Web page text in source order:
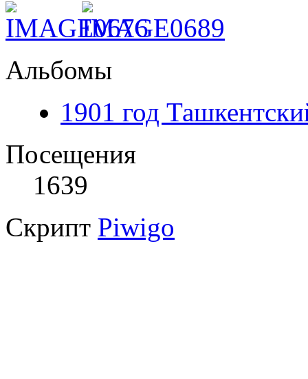
Альбомы
1901 год
Посещения
1639
Скрипт Piwigo